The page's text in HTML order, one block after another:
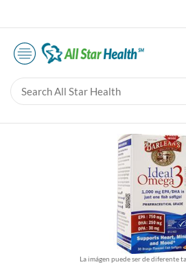
La imágen puede ser de diferente